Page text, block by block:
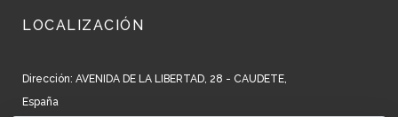
LOCALIZACIÓN
Dirección: AVENIDA DE LA LIBERTAD, 28 - CAUDETE,
España